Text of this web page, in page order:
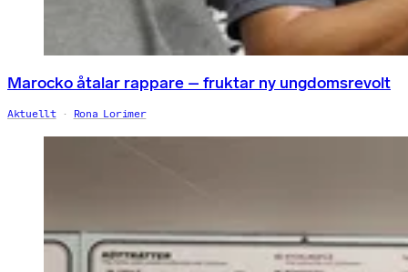
Marocko åtalar rappare – fruktar ny ungdomsrevolt
Aktuellt Rona Lorimer